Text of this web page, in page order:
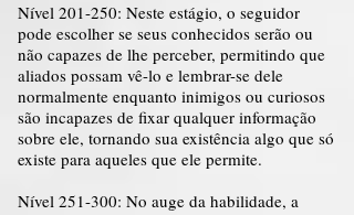
Nível 201-250: Neste estágio, o seguidor
pode escolher se seus conhecidos serão ou
não capazes de lhe perceber, permitindo que
aliados possam vê-lo e lembrar-se dele
normalmente enquanto inimigos ou curiosos
são incapazes de fixar qualquer informação
sobre ele, tornando sua existência algo que só
existe para aqueles que ele permite.
Nível 251-300: No auge da habilidade, a